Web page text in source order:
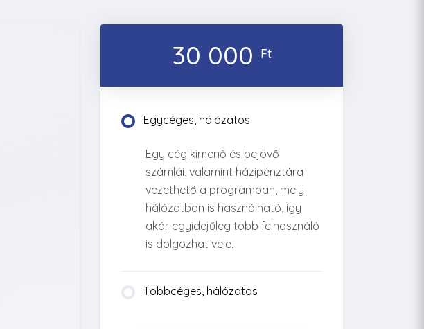
30 000 Ft
Egycéges, hálózatos
Egy cég kimenő és bejövő
számlái, valamint házipénztára
vezethető a programban, mely
hálózatban is használható, így
akár egyidejűleg több felhasználó
is dolgozhat vele.
Többcéges, hálózatos